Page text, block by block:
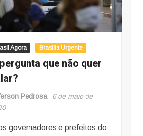
Agora Brasília Urgente
que não quer
Pedrosa
6 de maio de
governadores e prefeitos do